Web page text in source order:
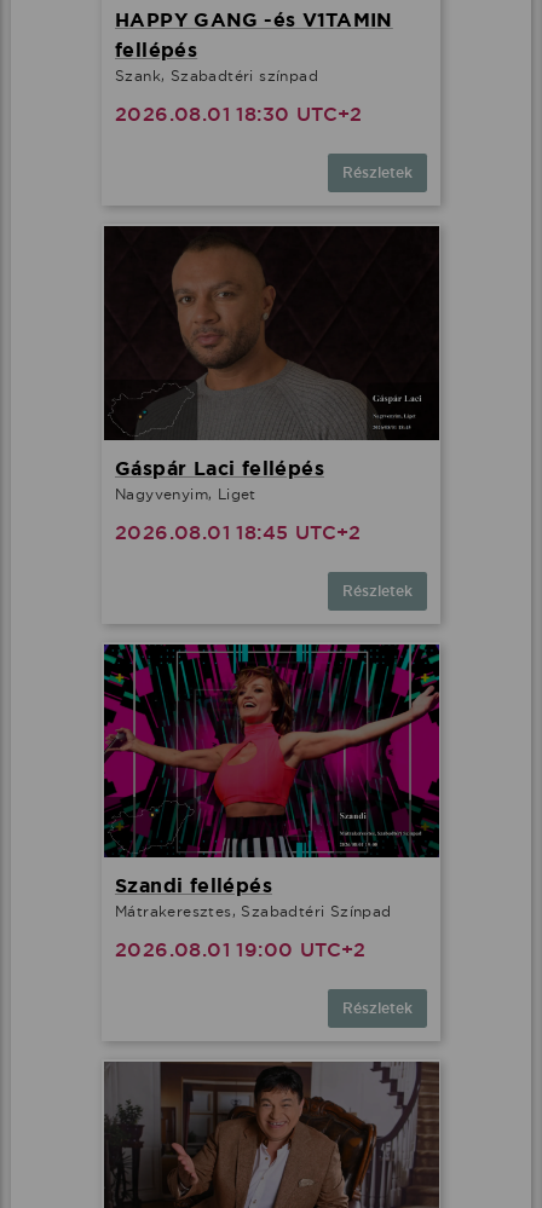
HAPPY GANG -és V1TAMIN
fellépés
Szank, Szabadtéri színpad
2026.08.01 18:30 UTC+2
Részletek
Gáspár Laci fellépés
Nagyvenyim, Liget
2026.08.01 18:45 UTC+2
Részletek
Szandi fellépés
Mátrakeresztes, Szabadtéri Színpad
2026.08.01 19:00 UTC+2
Részletek